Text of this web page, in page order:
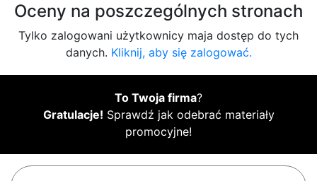
Oceny na poszczególnych stronach
Tylko zalogowani użytkownicy maja dostęp do tych
danych. Kliknij, aby się zalogować.
To Twoja firma?
Gratulacje! Sprawdź jak odebrać materiały
promocyjne!